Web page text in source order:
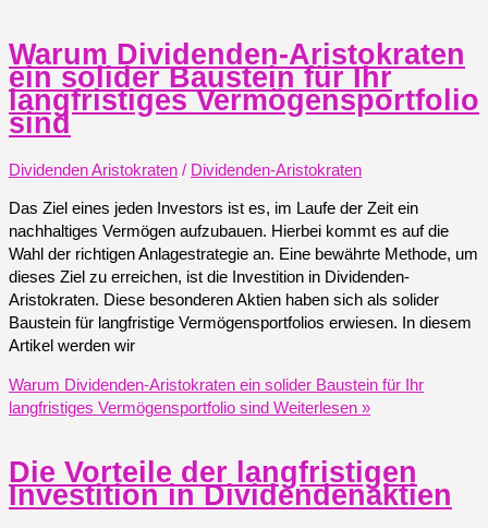
Warum Dividenden-Aristokraten
ein solider Baustein für Ihr
langfristiges Vermögensportfolio
sind
Dividenden Aristokraten / Dividenden-Aristokraten
Das Ziel eines jeden Investors ist es, im Laufe der Zeit ein
nachhaltiges Vermögen aufzubauen. Hierbei kommt es auf die
Wahl der richtigen Anlagestrategie an. Eine bewährte Methode, um
dieses Ziel zu erreichen, ist die Investition in Dividenden-
Aristokraten. Diese besonderen Aktien haben sich als solider
Baustein für langfristige Vermögensportfolios erwiesen. In diesem
Artikel werden wir
Warum Dividenden-Aristokraten ein solider Baustein für Ihr
langfristiges Vermögensportfolio sind Weiterlesen »
Die Vorteile der langfristigen
Investition in Dividendenaktien